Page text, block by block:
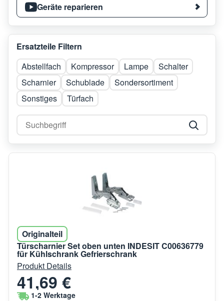
Geräte reparieren
Ersatzteile Filtern
Abstellfach
Kompressor Lampe
Schalter
Scharnier
Schublade
Sondersortiment
Sonstiges
Türfach
Originalteil
Türscharnier Set oben unten INDESIT C00636779
für Kühlschrank Gefrierschrank
Produkt Details
41,69 €
1-2 Werktage